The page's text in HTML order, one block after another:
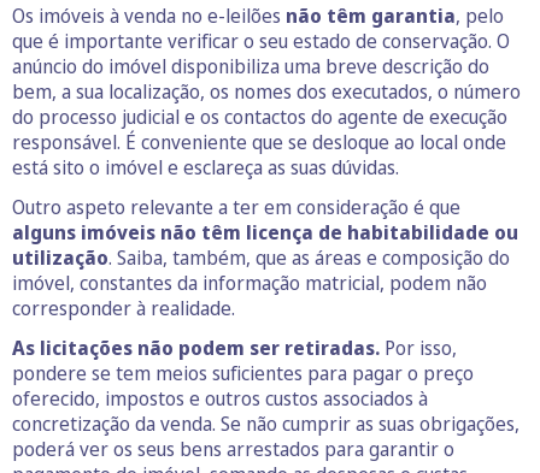
Os imóveis à venda no e-leilões não têm garantia, pelo
que é importante verificar o seu estado de conservação. O
anúncio do imóvel disponibiliza uma breve descrição do
bem, a sua localização, os nomes dos executados, o número
do processo judicial e os contactos do agente de execução
responsável. É conveniente que se desloque ao local onde
está sito o imóvel e esclareça as suas dúvidas.
Outro aspeto relevante a ter em consideração é que
alguns imóveis não têm licença de habitabilidade ou
utilização. Saiba, também, que as áreas e composição do
imóvel, constantes da informação matricial, podem não
corresponder à realidade.
As licitações não podem ser retiradas. Por isso,
pondere se tem meios suficientes para pagar o preço
oferecido, impostos e outros custos associados à
concretização da venda. Se não cumprir as suas obrigações,
poderá ver os seus bens arrestados para garantir o